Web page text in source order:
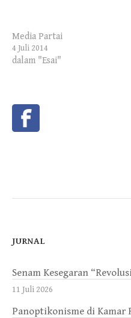
Media Partai
4 Juli 2014
dalam "Esai"
JURNAL
Senam Kesegaran
11 Juli 2026
Panoptikonisme di Kamar